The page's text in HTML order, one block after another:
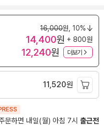
16,000원, 10%
14,400원 + 800원
12,240원 더보기
11,520원
문하면 내일(월) 아침 7시 출근전